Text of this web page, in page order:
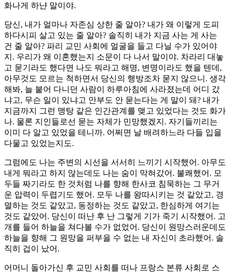
화나게 하냔 말이야.
당신, 내가 얼마나 자존심 상한 줄 알아? 내가 왜 이렇게 도피
하다시피 살고 있는 줄 알아? 솔직히 내가 지금 사는 게 사는
건 줄 알아? 파리 교민 사회에 얼굴을 들고 다닐 수가 있어야
지. 우리가 왜 이혼했는지 소문이 다 나서 말이야. 차라리 대놓
고 묻기라도 했다면 나도 뭐라고 해명, 변명이라도 했을 텐데,
아무것도 모르는 척하면서 당신의 행방조차 묻지 않으니. 생각
해봐, 늘 붙어 다니던 사람이 하루아침에 사라졌는데 어디 갔
냐고, 무슨 일이 있냐고 안부도 안 묻는다는 게 말이 돼? 내가
지금까지 그런 맹탕 같은 인간관계를 맺고 있었다는 것도 화가
나. 물론 지인들로선 묻는 자체가 민망했겠지. 자기들끼리는
이미 다 알고 있었을 테니까. 어쩌면 날 배려하느라 다들 입을
다물고 있었는지도.
그럼에도 나는 주변의 시선을 서서히 느끼기 시작했어. 아무도
내게 뭐라고 하지 않는데도 나는 숨이 막혀갔어. 불쾌했어. 모
두들 짜기라도 한 것처럼 나를 향해 한사코 침묵하는 그 무거
운 압력이 두렵기도 했어. 모두 나를 왕따시키는 것 같았고, 경
멸하는 것도 같았고, 동정하는 것도 같았고, 한심하게 여기는
것도 같았어. 당신이 떠난 후 난 그렇게 기가 죽기 시작했어. 고
개를 들어 하늘을 쳐다볼 수가 없었어. 당신이 원망스러운데도
하늘을 향해 그 원망을 퍼부을 수 없는 내 자신이 초라했어. 솔
직히 겁이 났어.
어머니 돌아가신 후 교민 사회를 떠나 프랑스 본류 사회로 스